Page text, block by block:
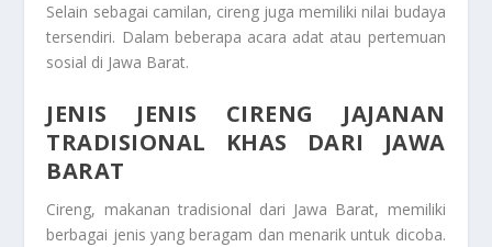
Selain sebagai camilan, cireng juga memiliki nilai budaya
tersendiri. Dalam beberapa acara adat atau pertemuan
sosial di Jawa Barat.
JENIS JENIS CIRENG JAJANAN
TRADISIONAL KHAS DARI JAWA
BARAT
Cireng, makanan tradisional dari Jawa Barat, memiliki
berbagai jenis yang beragam dan menarik untuk dicoba.